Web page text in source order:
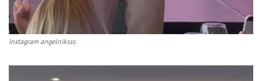
instagram angelniksss